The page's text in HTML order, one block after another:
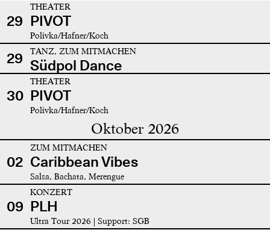
29
THEATER
PIVOT
Polivka/Hafner/Koch
29 TANZ, ZUM MITMACHEN
Südpol Dance
30
THEATER
PIVOT
Polivka/Hafner/Koch
Oktober 2026
02
ZUM MITMACHEN
Caribbean Vibes
Salsa, Bachata, Merengue
09
KONZERT
PLH
Ultra Tour 2026 | Support: SGB